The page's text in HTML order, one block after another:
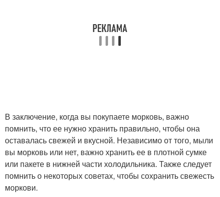
В заключение, когда вы покупаете морковь, важно
помнить, что ее нужно хранить правильно, чтобы она
оставалась свежей и вкусной. Независимо от того, мыли
вы морковь или нет, важно хранить ее в плотной сумке
или пакете в нижней части холодильника. Также следует
помнить о некоторых советах, чтобы сохранить свежесть
моркови.